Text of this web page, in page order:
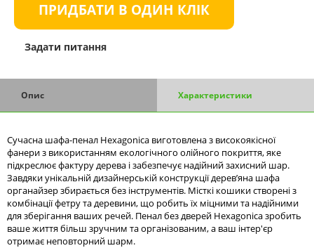
ПРИДБАТИ В ОДИН КЛІК
Задати питання
Опис Характеристики
Сучасна шафа-пенал Hexagonica виготовлена з високоякісної
фанери з використанням екологічного олійного покриття, яке
підкреслює фактуру дерева і забезпечує надійний захисний шар.
Завдяки унікальній дизайнерській конструкції дерев’яна шафа
органайзер збирається без інструментів. Місткі кошики створені з
комбінації фетру та деревини, що робить їх міцними та надійними
для зберігання ваших речей. Пенал без дверей Hexagonica зробить
ваше життя більш зручним та організованим, а ваш інтер'єр
отримає неповторний шарм.